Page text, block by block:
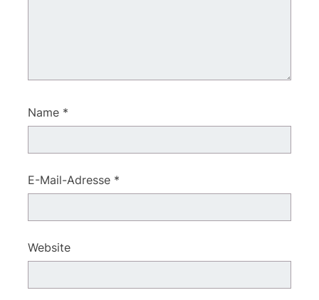
Name *
E-Mail-Adresse *
Website